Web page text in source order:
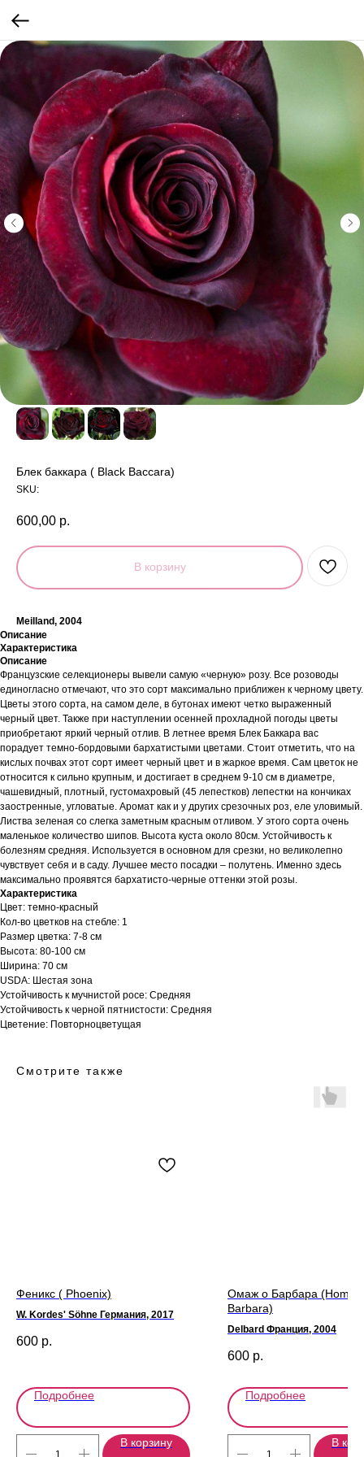
Блек баккара ( Black Baccara)
SKU:
600,00 р.
В корзину
Meilland, 2004
Описание
Характеристика
Описание
Французские селекционеры вывели самую «черную» розу. Все розоводы
единогласно отмечают, что это сорт максимально приближен к черному цвету.
Цветы этого сорта, на самом деле, в бутонах имеют четко выраженный
черный цвет. Также при наступлении осенней прохладной погоды цветы
приобретают яркий черный отлив. В летнее время Блек Баккара вас
порадует темно-бордовыми бархатистыми цветами. Стоит отметить, что на
кислых почвах этот сорт имеет черный цвет и в жаркое время. Сам цветок не
относится к сильно крупным, и достигает в среднем 9-10 см в диаметре,
чашевидный, плотный, густомахровый (45 лепестков) лепестки на кончиках
заостренные, угловатые. Аромат как и у других срезочных роз, еле уловимый.
Листва зеленая со слегка заметным красным отливом. У этого сорта очень
маленькое количество шипов. Высота куста около 80см. Устойчивость к
болезням средняя. Используется в основном для срезки, но великолепно
чувствует себя и в саду. Лучшее место посадки – полутень. Именно здесь
максимально проявятся бархатисто-черные оттенки этой розы.
Характеристика
Цвет: темно-красный
Кол-во цветков на стебле: 1
Размер цветка: 7-8 см
Высота: 80-100 см
Ширина: 70 см
USDA: Шестая зона
Устойчивость к мучнистой росе: Средняя
Устойчивость к черной пятнистости: Средняя
Цветение: Повторноцветущая
Смотрите также
Феникс ( Phoenix)
W. Kordes' Söhne Германия, 2017
600 р.
Подробнее
В корзину
Омаж о Барбара
Barbara)
Delbard Франция, 2004
600 р.
Подробнее
В